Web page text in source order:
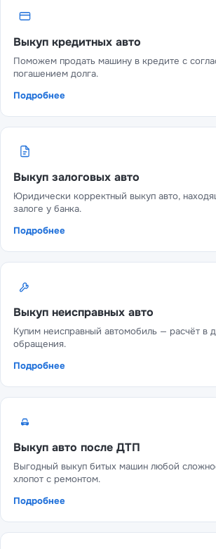
Выкуп кредитных авто
Поможем продать машину в кредите с
погашением долга.
Подробнее
Выкуп залоговых авто
Юридически корректный выкуп авто,
залоге у банка.
Подробнее
Выкуп неисправных авто
Купим неисправный автомобиль — расчёт в
обращения.
Подробнее
Выкуп авто после ДТП
Выгодный выкуп битых машин любой
хлопот с ремонтом.
Подробнее